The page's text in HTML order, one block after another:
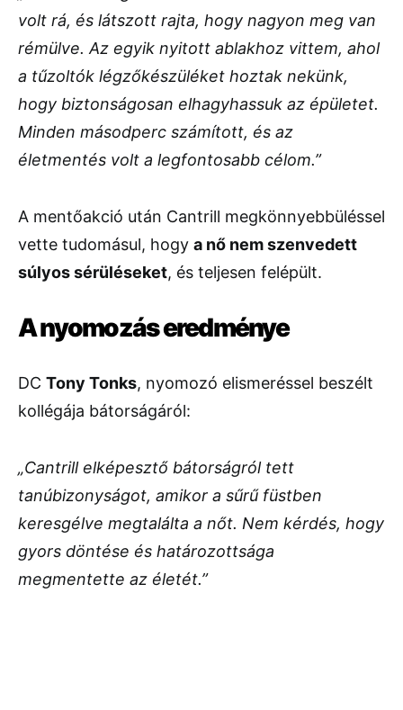
volt rá, és látszott rajta, hogy nagyon meg van
rémülve. Az egyik nyitott ablakhoz vittem, ahol
a tűzoltók légzőkészüléket hoztak nekünk,
hogy biztonságosan elhagyhassuk az épületet.
Minden másodperc számított, és az
életmentés volt a legfontosabb célom.”
A mentőakció után Cantrill megkönnyebbüléssel
vette tudomásul, hogy a nő nem szenvedett
súlyos sérüléseket, és teljesen felépült.
A nyomozás eredménye
DC Tony Tonks, nyomozó elismeréssel beszélt
kollégája bátorságáról:
„Cantrill elképesztő bátorságról tett
tanúbizonyságot, amikor a sűrű füstben
keresgélve megtalálta a nőt. Nem kérdés, hogy
gyors döntése és határozottsága
megmentette az életét.”